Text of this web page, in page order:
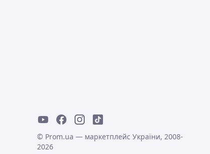
© Prom.ua — маркетплейс України, 2008-
2026